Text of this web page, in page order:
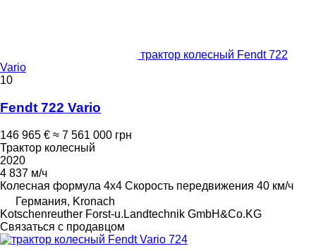
трактор колесный Fendt 722
Vario
10
Fendt 722 Vario
146 965 € ≈ 7 561 000 грн
Трактор колесный
2020
4 837 м/ч
Колесная формула 4x4 Скорость передвижения 40 км/ч
Германия, Kronach
Kotschenreuther Forst-u.Landtechnik GmbH&Co.KG
Связаться с продавцом